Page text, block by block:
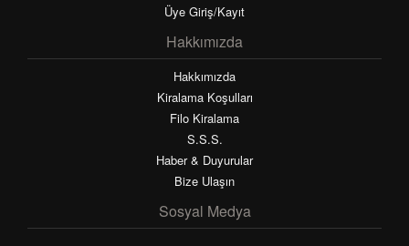
Üye Giriş/Kayıt
Hakkımızda
Hakkımızda
Kiralama Koşulları
Filo Kiralama
S.S.S.
Haber & Duyurular
Bize Ulaşın
Sosyal Medya